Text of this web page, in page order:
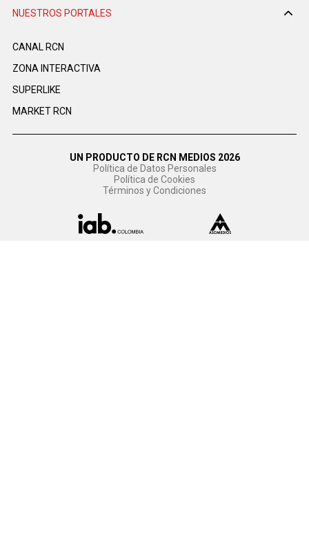
NUESTROS PORTALES
CANAL RCN
ZONA INTERACTIVA
SUPERLIKE
MARKET RCN
UN PRODUCTO DE RCN MEDIOS 2026
Política de Datos Personales
Política de Cookies
Términos y Condiciones